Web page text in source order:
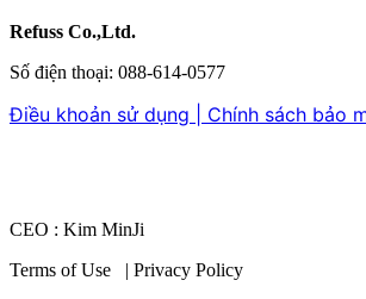
Refuss Co.,Ltd.
Số điện thoại: 088-614-0577
Điều khoản sử dụng | Chính sách bảo
CEO : Kim MinJi
Terms of Use | Privacy Policy